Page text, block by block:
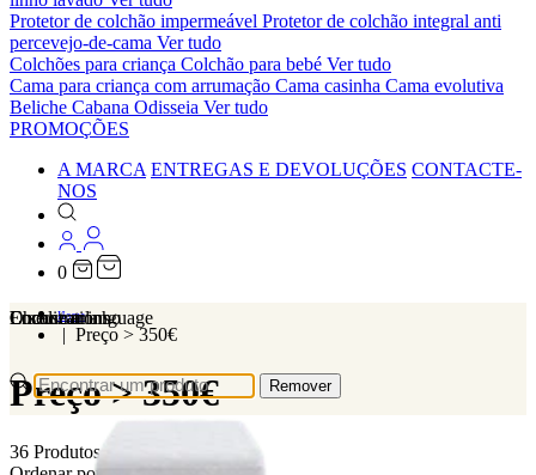
Protetor de colchão impermeável Protetor de colchão integral anti
percevejo-de-cama Ver tudo
Colchões para criança Colchão para bebé Ver tudo
Cama para criança com arrumação Cama casinha Cama evolutiva
Beliche Cabana Odisseia Ver tudo
PROMOÇÕES
A MARCA ENTREGAS E DEVOLUÇÕES CONTACTE-
NOS
0
Localizations
Choose a language
Encontrar
Remover
O seu carrinho
Home
Preço > 350€
Preço > 350€
36 Produtos